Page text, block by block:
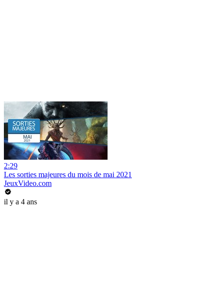
2:29
Les sorties majeures du mois de mai 2021
JeuxVideo.com
il y a 4 ans